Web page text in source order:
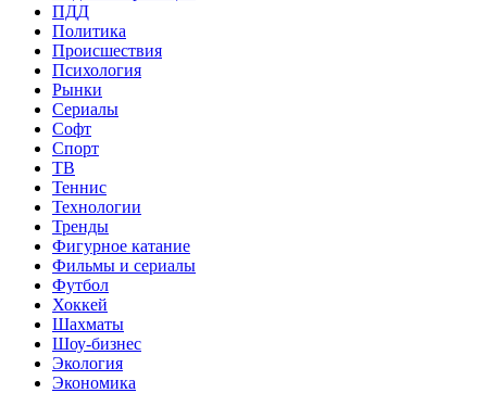
ПДД
Политика
Происшествия
Психология
Рынки
Сериалы
Софт
Спорт
ТВ
Теннис
Технологии
Тренды
Фигурное катание
Фильмы и сериалы
Футбол
Хоккей
Шахматы
Шоу-бизнес
Экология
Экономика